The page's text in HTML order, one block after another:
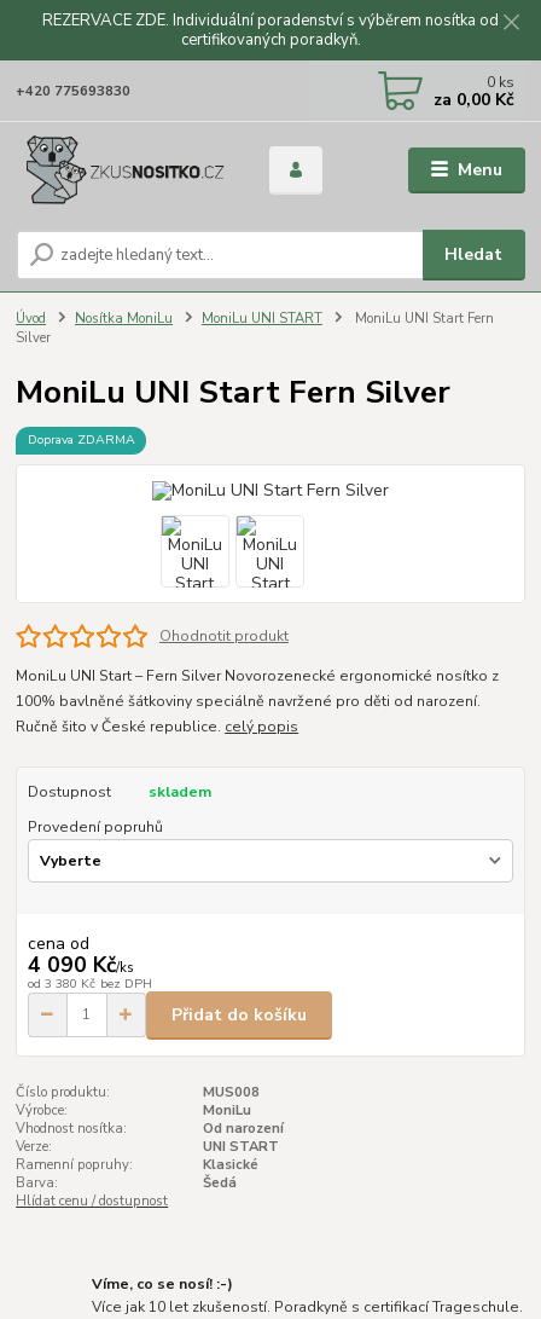
REZERVACE ZDE. Individuální poradenství s výběrem nosítka od
certifikovaných poradkyň.
Menu
Hledat
+420 775693830 0 ks
za 0,00 Kč
Úvod Nosítka MoniLu MoniLu UNI START
MoniLu UNI Start Fern
Silver
MoniLu UNI Start Fern Silver
Doprava ZDARMA
Ohodnotit produkt
MoniLu UNI Start – Fern Silver Novorozenecké ergonomické nosítko z
100% bavlněné šátkoviny speciálně navržené pro děti od narození.
Ručně šito v České republice. celý popis
Dostupnost
skladem
Provedení popruhů
cena od
4 090 Kč/ks
od 3 380 Kč bez DPH
Přidat do košíku
Číslo produktu:
MUS008
Výrobce:
MoniLu
Vhodnost nosítka:
Od narození
Verze:
UNI START
Ramenní popruhy:
Klasické
Barva:
Šedá
Hlídat cenu / dostupnost
Víme, co se nosí! :-)
Více jak 10 let zkušeností. Poradkyně s certifikací Trageschule.